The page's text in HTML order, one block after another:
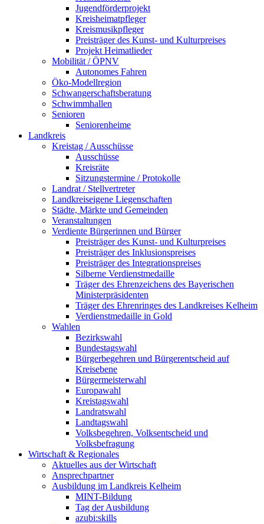
Jugendförderprojekt
Kreisheimatpfleger
Kreismusikpfleger
Preisträger des Kunst- und Kulturpreises
Projekt Heimatlieder
Mobilität / ÖPNV
Autonomes Fahren
Öko-Modellregion
Schwangerschaftsberatung
Schwimmhallen
Senioren
Seniorenheime
Landkreis
Kreistag / Ausschüsse
Ausschüsse
Kreisräte
Sitzungstermine / Protokolle
Landrat / Stellvertreter
Landkreiseigene Liegenschaften
Städte, Märkte und Gemeinden
Veranstaltungen
Verdiente Bürgerinnen und Bürger
Preisträger des Kunst- und Kulturpreises
Preisträger des Inklusionspreises
Preisträger des Integrationspreises
Silberne Verdienstmedaille
Träger des Ehrenzeichens des Bayerischen
Ministerpräsidenten
Träger des Ehrenringes des Landkreises Kelheim
Verdienstmedaille in Gold
Wahlen
Bezirkswahl
Bundestagswahl
Bürgerbegehren und Bürgerentscheid auf
Kreisebene
Bürgermeisterwahl
Europawahl
Kreistagswahl
Landratswahl
Landtagswahl
Volksbegehren, Volksentscheid und
Volksbefragung
Wirtschaft & Regionales
Aktuelles aus der Wirtschaft
Ansprechpartner
Ausbildung im Landkreis Kelheim
MINT-Bildung
Tag der Ausbildung
azubi:skills